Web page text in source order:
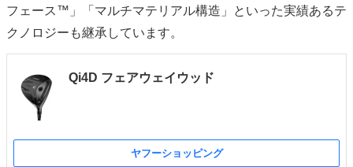
フェース™」「マルチマテリアル構造」といった実績あるテ
クノロジーも継承しています。
Qi4D フェアウェイウッド
ヤフーショッピング